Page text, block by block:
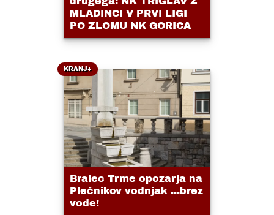
MLADINCI V PRVI LIGI
PO ZLOMU NK GORICA
KRANJ+
Bralec Trme opozarja na
Plečnikov vodnjak ...brez
vode!